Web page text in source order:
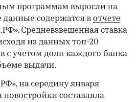
программам выросли на
данные содержатся в отчете
Средневзвешенная ставка
из данных топ-20
с учетом доли каждого банка
выдачи.
на середину января
новостройки составляла